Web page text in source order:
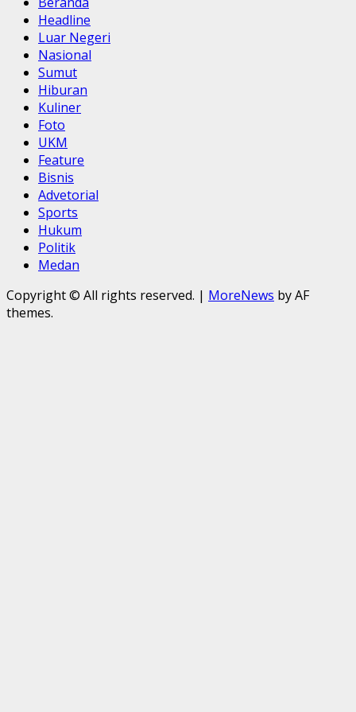
Headline
Luar Negeri
Nasional
Sumut
Hiburan
Kuliner
Foto
UKM
Feature
Bisnis
Advetorial
Sports
Hukum
Politik
Medan
Copyright © All rights reserved. | MoreNews by AF
themes.